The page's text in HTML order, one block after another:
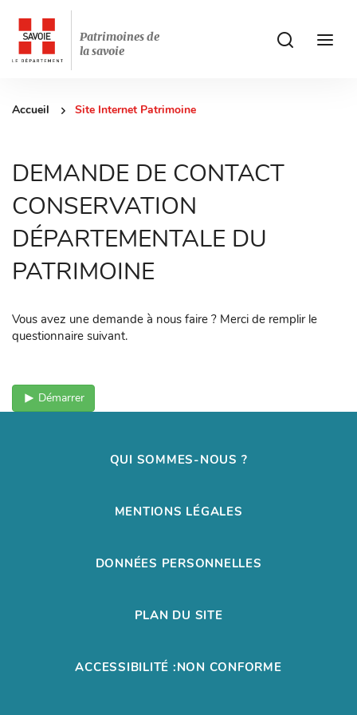
Patrimoines de
la savoie
Accueil Site Internet Patrimoine
DEMANDE DE CONTACT
CONSERVATION
DÉPARTEMENTALE DU
PATRIMOINE
Vous avez une demande à nous faire ? Merci de remplir le
questionnaire suivant.
Démarrer
QUI SOMMES-NOUS ?
MENTIONS LÉGALES
DONNÉES PERSONNELLES
PLAN DU SITE
ACCESSIBILITÉ :NON CONFORME